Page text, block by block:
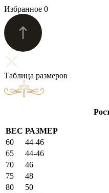
Избранное 0
Таблица размеров
ВЕС РАЗМЕР
60
44-46
65
44-46
70
46
75
48
80
50